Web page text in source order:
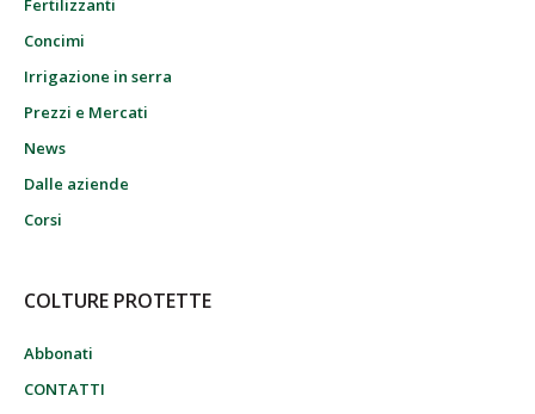
Fertilizzanti
Concimi
Irrigazione in serra
Prezzi e Mercati
News
Dalle aziende
Corsi
COLTURE PROTETTE
Abbonati
CONTATTI